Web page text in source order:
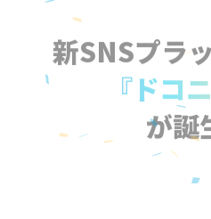
新SNSプラ
『ドコ
が誕